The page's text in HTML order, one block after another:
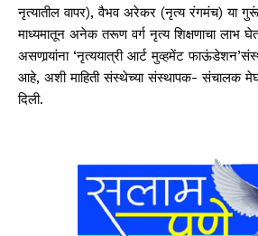
नृत्यातील वापर), वैभव अरेकर (नृत्य रंगमंच) या
माध्यमातून अनेक तरूण वर्ग नृत्य शिक्षणाचा लाभ
असणार्‍यांना ‘नृत्ययात्री आर्ट मुव्हमेंट
आहे, अशी माहिती संस्थेच्या संस्थापक- संचालक
दिली.